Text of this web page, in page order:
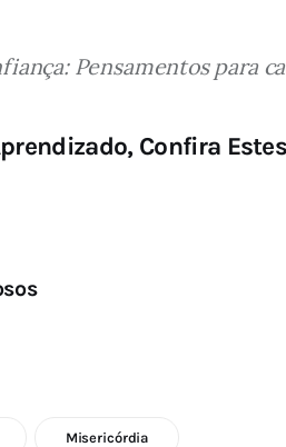
Pensamentos para
Confira
Misericórdia